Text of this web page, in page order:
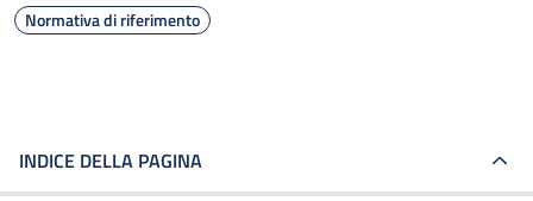
Normativa di riferimento
INDICE DELLA PAGINA